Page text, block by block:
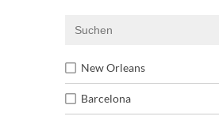
New Orleans
Barcelona